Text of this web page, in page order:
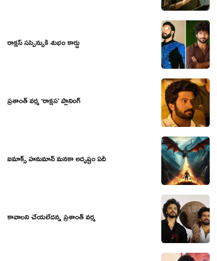
రాక్షస్ సస్పెన్సుకి శుభం కార్డు
ప్రశాంత్ వర్మ ‘రాక్షస’ ప్లానింగ్
ఐమాక్స్ హనుమాన్ మనకా అదృష్టం ఏదీ
కావాలని చేయలేదన్న ప్రశాంత్ వర్మ